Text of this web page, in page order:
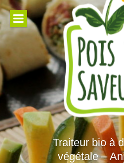
Aller
au
contenu
Traiteur bio à
végétale –